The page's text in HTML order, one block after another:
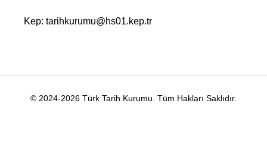
Kep: tarihkurumu@hs01.kep.tr
© 2024-2026 Türk Tarih Kurumu. Tüm Hakları Saklıdır.